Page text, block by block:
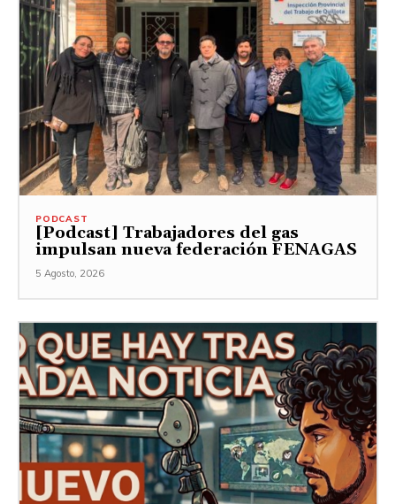
PODCAST
[Podcast] Trabajadores del gas
impulsan nueva federación FENAGAS
5 Agosto, 2026